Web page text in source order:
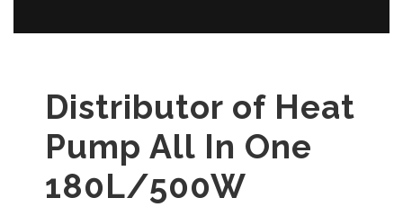
Distributor of Heat
Pump All In One
180L/500W